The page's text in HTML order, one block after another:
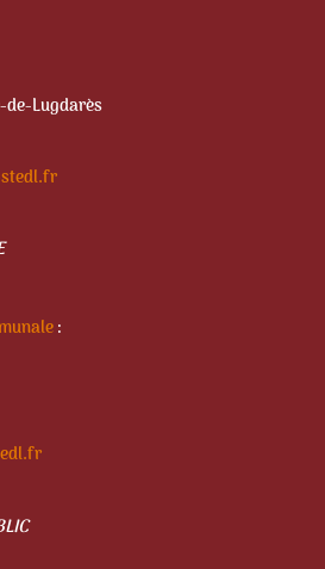
Lugdarès
: